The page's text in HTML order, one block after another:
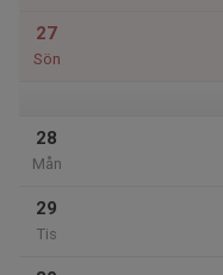
27
Sön
28
Mån
29
Tis